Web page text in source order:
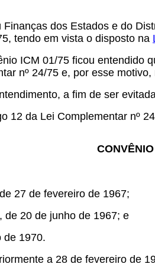
dos Estados e do
tendo em vista o disposto na
ICM 01/75 ficou entendido
nº 24/75 e, por esse
a fim de ser
12 da Lei Complementar nº 24
CONVÊNIO
27 de fevereiro de 1967;
de 20 de junho de 1967; e
de 1970.
a 28 de fevereiro de